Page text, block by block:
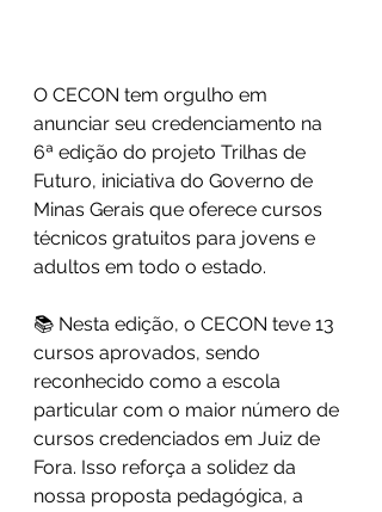
O CECON tem orgulho em
anunciar seu credenciamento na
6ª edição do projeto Trilhas de
Futuro, iniciativa do Governo de
Minas Gerais que oferece cursos
técnicos gratuitos para jovens e
adultos em todo o estado.
📚 Nesta edição, o CECON teve 13
cursos aprovados, sendo
reconhecido como a escola
particular com o maior número de
cursos credenciados em Juiz de
Fora. Isso reforça a solidez da
nossa proposta pedagógica, a